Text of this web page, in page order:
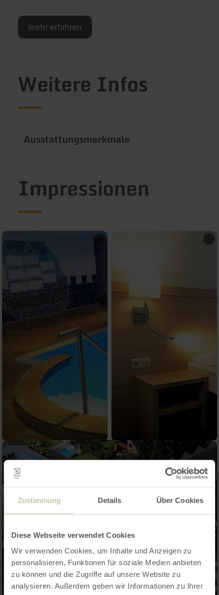
Zustimmung Details Über Cookies
Diese Webseite verwendet Cookies
Wir verwenden Cookies, um Inhalte und Anzeigen zu
personalisieren, Funktionen für soziale Medien anbieten
zu können und die Zugriffe auf unsere Website zu
analysieren. Außerdem geben wir Informationen zu Ihrer
mehr erfahren
Weitere Infos
Ausstattungsmerkmale
Impressionen